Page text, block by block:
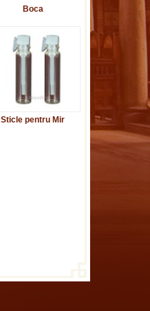
Boca
Sticle pentru Mir